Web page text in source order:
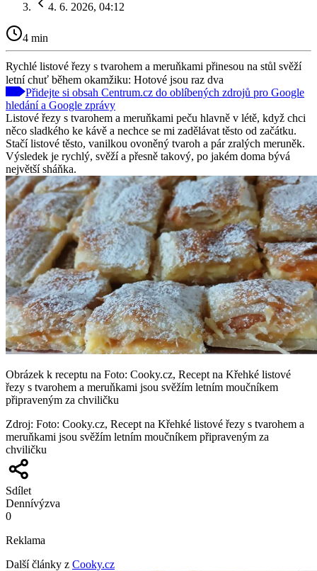
4. 6. 2026, 04:12
4 min
Rychlé listové řezy s tvarohem a meruňkami přinesou na stůl svěží
letní chuť během okamžiku: Hotové jsou raz dva
Přidejte si obsah Centrum.cz do oblíbených zdrojů pro Google
hledání a Google zprávy
Listové řezy s tvarohem a meruňkami peču hlavně v létě, když chci
něco sladkého ke kávě a nechce se mi zadělávat těsto od začátku.
Stačí listové těsto, vanilkou ovoněný tvaroh a pár zralých meruněk.
Výsledek je rychlý, svěží a přesně takový, po jakém doma bývá
největší sháňka.
Obrázek k receptu na Foto: Cooky.cz, Recept na Křehké listové
řezy s tvarohem a meruňkami jsou svěžím letním moučníkem
připraveným za chviličku
Zdroj: Foto: Cooky.cz, Recept na Křehké listové řezy s tvarohem a
meruňkami jsou svěžím letním moučníkem připraveným za
chviličku
Sdílet
Dennívýzva
0
Reklama
Další články z Cooky.cz